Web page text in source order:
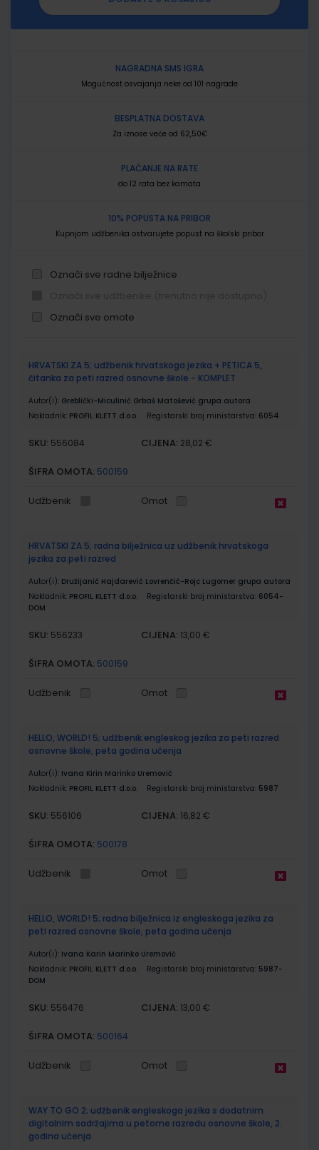
NAGRADNA SMS IGRA
Mogućnost osvajanja neke od 101 nagrade
BESPLATNA DOSTAVA
Za iznose veće od 62,50€
PLAĆANJE NA RATE
do 12 rata bez kamata
10% POPUSTA NA PRIBOR
Kupnjom udžbenika ostvarujete popust na školski pribor
Označi sve radne bilježnice
Označi sve omote
proizvodi
HRVATSKI ZA 5; udžbenik hrvatskoga jezika + PETICA 5,
čitanka za peti razred osnovne škole - KOMPLET
Autor(i): Greblički-Miculinić Grbaš Matošević grupa autora
Nakladnik: PROFIL KLETT d.o.o. Registarski broj ministarstva: 6054
SKU: 556084 CIJENA: 28,02 €
ŠIFRA OMOTA: 500159
Udžbenik Omot
HRVATSKI ZA 5; radna bilježnica uz udžbenik hrvatskoga
jezika za peti razred
Autor(i): Družijanić Hajdarević Lovrenčić-Rojc Lugomer grupa autora
Nakladnik: PROFIL KLETT d.o.o. Registarski broj ministarstva: 6054-
DOM
SKU: 556233 CIJENA: 13,00 €
ŠIFRA OMOTA: 500159
Udžbenik Omot
HELLO, WORLD! 5; udžbenik engleskog jezika za peti razred
osnovne škole, peta godina učenja
Autor(i): Ivana Kirin Marinko Uremović
Nakladnik: PROFIL KLETT d.o.o. Registarski broj ministarstva: 5987
SKU: 556106 CIJENA: 16,82 €
ŠIFRA OMOTA: 500178
Udžbenik Omot
HELLO, WORLD! 5; radna bilježnica iz engleskoga jezika za
peti razred osnovne škole, peta godina učenja
Autor(i): Ivana Karin Marinko Uremović
Nakladnik: PROFIL KLETT d.o.o. Registarski broj ministarstva: 5987-
DOM
SKU: 556476 CIJENA: 13,00 €
ŠIFRA OMOTA: 500164
Udžbenik Omot
WAY TO GO 2; udžbenik engleskoga jezika s dodatnim
digitalnim sadržajima u petome razredu osnovne škole, 2.
godina učenja